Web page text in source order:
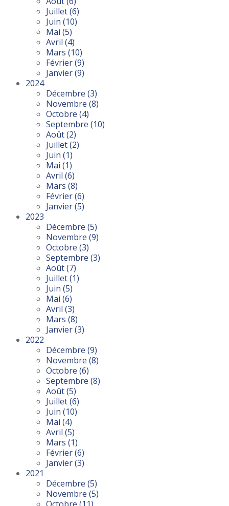
Juillet(6)
Juin (10)
Mai (5)
Avril (4)
Mars (10)
Février(9)
Janvier(9)
2024
Décembre (3)
Novembre (8)
Octobre (4)
Septembre (10)
Août(2)
Juillet(2)
Juin (1)
Mai (1)
Avril (6)
Mars (8)
Février(6)
Janvier(5)
2023
Décembre (5)
Novembre (9)
Octobre (3)
Septembre (3)
Août(7)
Juillet(1)
Juin (5)
Mai (6)
Avril (3)
Mars (8)
Janvier(3)
2022
Décembre (9)
Novembre (8)
Octobre (6)
Septembre (8)
Août(5)
Juillet(6)
Juin (10)
Mai (4)
Avril (5)
Mars (1)
Février(6)
Janvier(3)
2021
Décembre (5)
Novembre (5)